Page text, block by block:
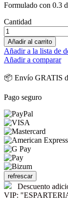
Formulado con 0.3
Cantidad
Añadir al carrito
Añadir a la lista de
Añadir a comparar
📦 Envío GRATIS
Pago seguro
Descuento
VIP: